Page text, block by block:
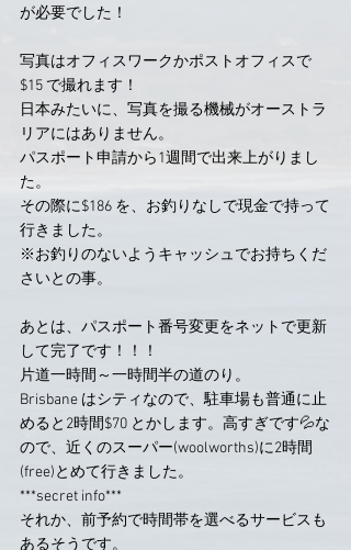
が必要でした！
写真はオフィスワークかポストオフィスで
$15 で撮れます！
日本みたいに、写真を撮る機械がオーストラ
リアにはありません。
パスポート申請から1週間で出来上がりまし
た。
その際に$186 を、お釣りなしで現金で持って
行きました。
※お釣りのないようキャッシュでお持ちくだ
さいとの事。
あとは、パスポート番号変更をネットで更新
して完了です！！！
片道一時間～一時間半の道のり。
Brisbane はシティなので、駐車場も普通に止
めると2時間$70 とかします。高すぎです💦な
ので、近くのスーパー(woolworths)に2時間
(free)とめて行きました。
***secret info***
それか、前予約で時間帯を選べるサービスも
あるそうです。